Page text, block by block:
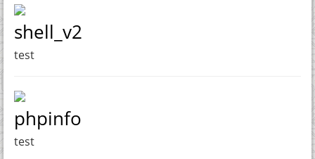
shell_v2
test
phpinfo
test